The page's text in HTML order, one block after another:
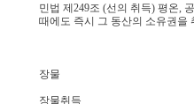
민법 제249조 (선의 취득) 평온,
때에도 즉시 그 동산의 소유권을
장물
장물취득